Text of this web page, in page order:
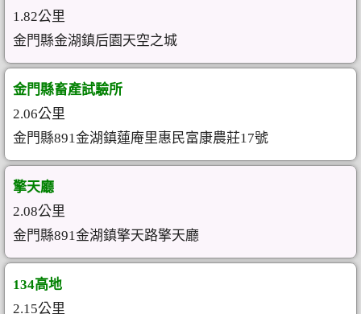
1.82公里
金門縣金湖鎮后園天空之城
金門縣畜產試驗所
2.06公里
金門縣891金湖鎮蓮庵里惠民富康農莊17號
擎天廳
2.08公里
金門縣891金湖鎮擎天路擎天廳
134高地
2.15公里